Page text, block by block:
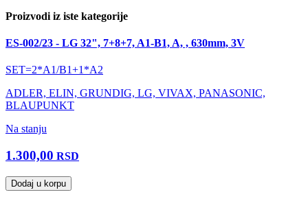
Proizvodi iz iste kategorije
ES-002/23 - LG 32", 7+8+7, A1-B1, A, , 630mm, 3V
SET=2*A1/B1+1*A2
ADLER, ELIN, GRUNDIG, LG, VIVAX, PANASONIC,
BLAUPUNKT
Na stanju
1.300,00 RSD
Dodaj u korpu